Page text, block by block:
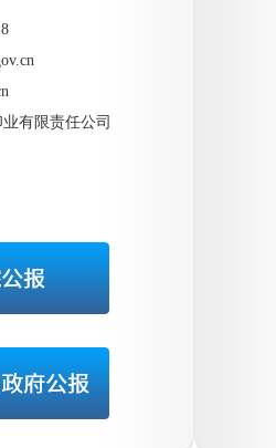
限责任公司